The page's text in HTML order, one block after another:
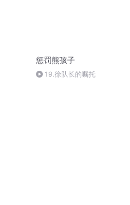
惩罚熊孩子
19.徐队长的嘱托